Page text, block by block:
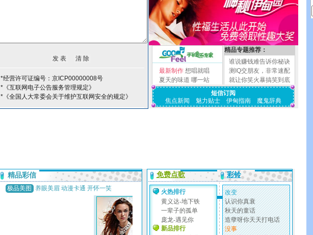
*经营许可证编号：京ICP00000008号
*《互联网电子公告服务管理规定》
*《全国人大常委会关于维护互联网安全的规定》
最新制作 想唱就唱
夏天的味道 哪一站
精品专题推荐：
谁说赚钱难告诉你秘诀
测IQ交朋友，非常速配
就让你笑火暴搞笑到底
短信订阅
焦点新闻
魅力贴士 伊甸指南 魔鬼辞典